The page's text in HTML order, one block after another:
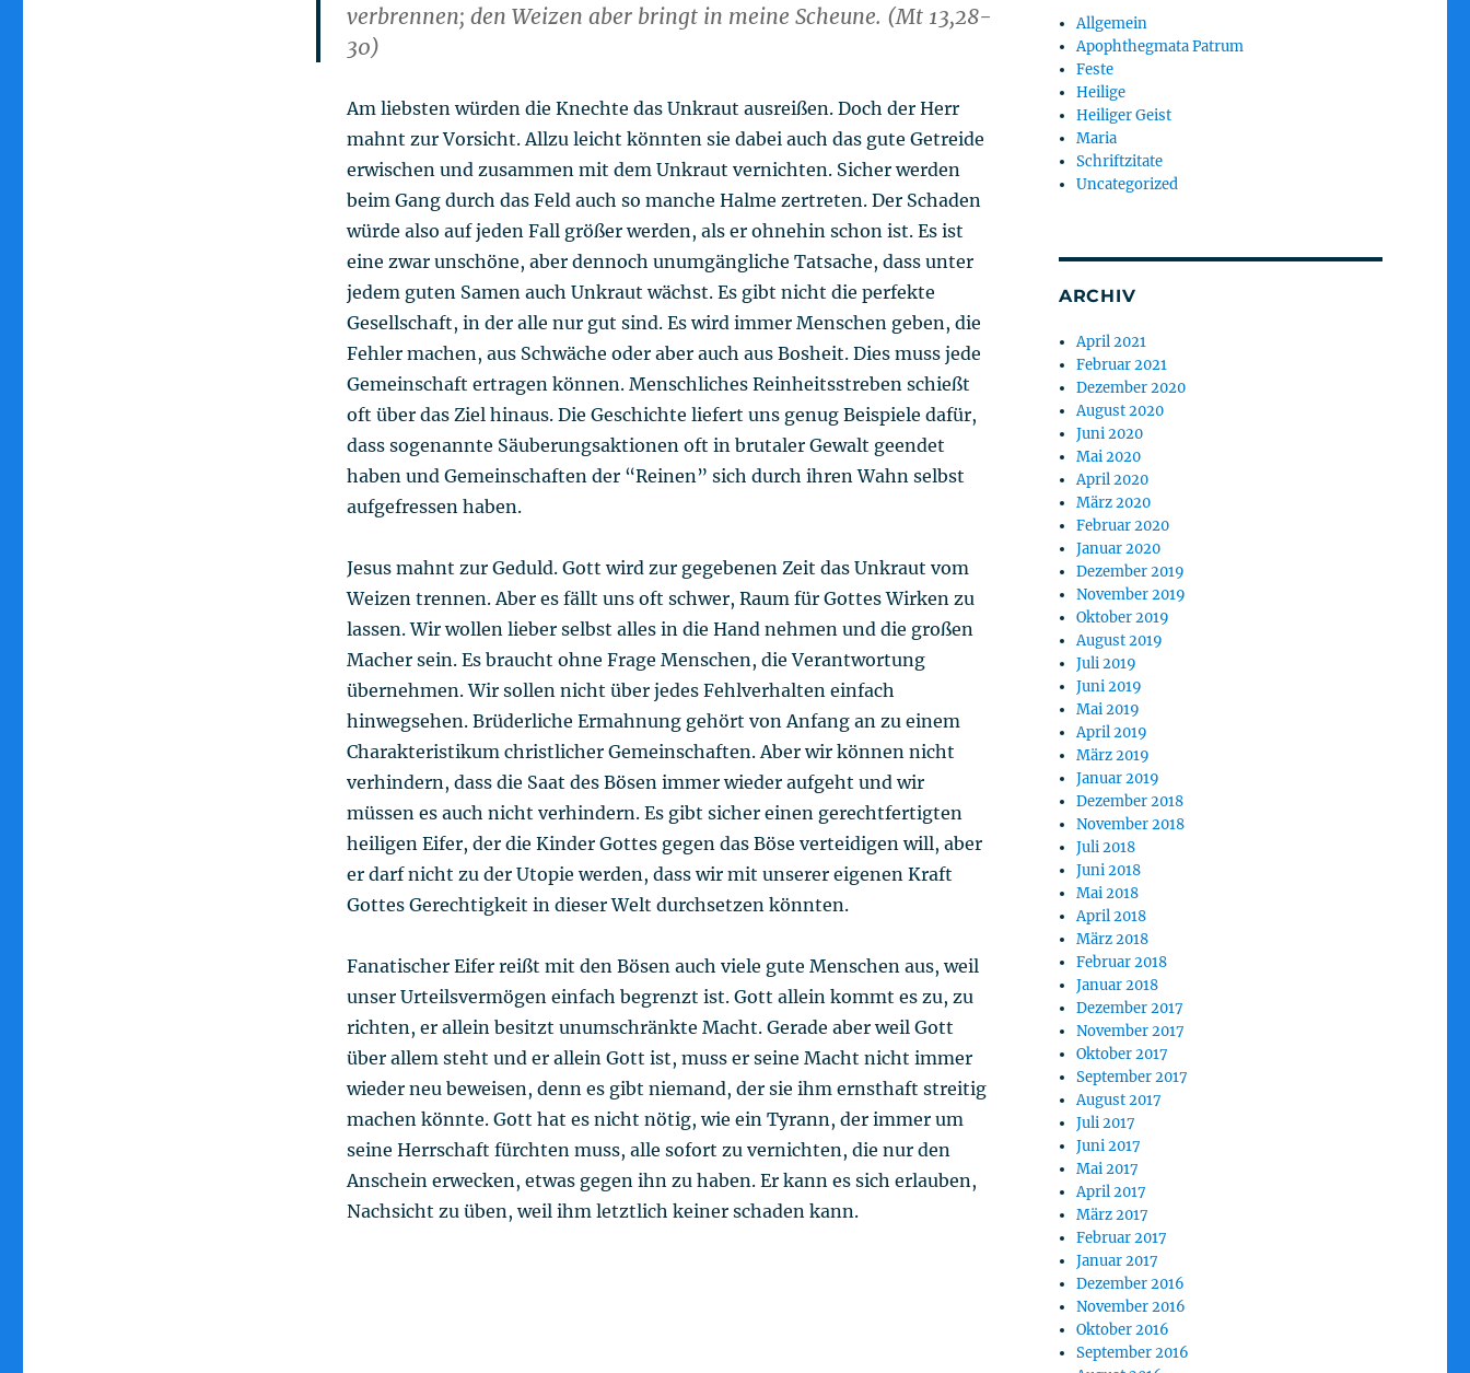
verbrennen; den Weizen aber bringt in meine Scheune. (Mt 13,28-
30)
Am liebsten würden die Knechte das Unkraut ausreißen. Doch der Herr
mahnt zur Vorsicht. Allzu leicht könnten sie dabei auch das gute Getreide
erwischen und zusammen mit dem Unkraut vernichten. Sicher werden
beim Gang durch das Feld auch so manche Halme zertreten. Der Schaden
würde also auf jeden Fall größer werden, als er ohnehin schon ist. Es ist
eine zwar unschöne, aber dennoch unumgängliche Tatsache, dass unter
jedem guten Samen auch Unkraut wächst. Es gibt nicht die perfekte
Gesellschaft, in der alle nur gut sind. Es wird immer Menschen geben, die
Fehler machen, aus Schwäche oder aber auch aus Bosheit. Dies muss jede
Gemeinschaft ertragen können. Menschliches Reinheitsstreben schießt
oft über das Ziel hinaus. Die Geschichte liefert uns genug Beispiele dafür,
dass sogenannte Säuberungsaktionen oft in brutaler Gewalt geendet
haben und Gemeinschaften der “Reinen” sich durch ihren Wahn selbst
aufgefressen haben.
Jesus mahnt zur Geduld. Gott wird zur gegebenen Zeit das Unkraut vom
Weizen trennen. Aber es fällt uns oft schwer, Raum für Gottes Wirken zu
lassen. Wir wollen lieber selbst alles in die Hand nehmen und die großen
Macher sein. Es braucht ohne Frage Menschen, die Verantwortung
übernehmen. Wir sollen nicht über jedes Fehlverhalten einfach
hinwegsehen. Brüderliche Ermahnung gehört von Anfang an zu einem
Charakteristikum christlicher Gemeinschaften. Aber wir können nicht
verhindern, dass die Saat des Bösen immer wieder aufgeht und wir
müssen es auch nicht verhindern. Es gibt sicher einen gerechtfertigten
heiligen Eifer, der die Kinder Gottes gegen das Böse verteidigen will, aber
er darf nicht zu der Utopie werden, dass wir mit unserer eigenen Kraft
Gottes Gerechtigkeit in dieser Welt durchsetzen könnten.
Fanatischer Eifer reißt mit den Bösen auch viele gute Menschen aus, weil
unser Urteilsvermögen einfach begrenzt ist. Gott allein kommt es zu, zu
richten, er allein besitzt unumschränkte Macht. Gerade aber weil Gott
über allem steht und er allein Gott ist, muss er seine Macht nicht immer
wieder neu beweisen, denn es gibt niemand, der sie ihm ernsthaft streitig
machen könnte. Gott hat es nicht nötig, wie ein Tyrann, der immer um
seine Herrschaft fürchten muss, alle sofort zu vernichten, die nur den
Anschein erwecken, etwas gegen ihn zu haben. Er kann es sich erlauben,
Nachsicht zu üben, weil ihm letztlich keiner schaden kann.
Allgemein
Apophthegmata Patrum
Feste
Heilige
Heiliger Geist
Maria
Schriftzitate
Uncategorized
ARCHIV
April 2021
Februar 2021
Dezember 2020
August 2020
Juni 2020
Mai 2020
April 2020
März 2020
Februar 2020
Januar 2020
Dezember 2019
November 2019
Oktober 2019
August 2019
Juli 2019
Juni 2019
Mai 2019
April 2019
März 2019
Januar 2019
Dezember 2018
November 2018
Juli 2018
Juni 2018
Mai 2018
April 2018
März 2018
Februar 2018
Januar 2018
Dezember 2017
November 2017
Oktober 2017
September 2017
August 2017
Juli 2017
Juni 2017
Mai 2017
April 2017
März 2017
Februar 2017
Januar 2017
Dezember 2016
November 2016
Oktober 2016
September 2016